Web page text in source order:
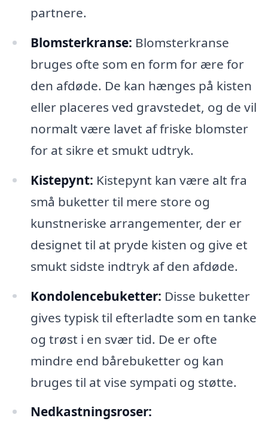
partnere.
Blomsterkranse: Blomsterkranse
bruges ofte som en form for ære for
den afdøde. De kan hænges på kisten
eller placeres ved gravstedet, og de vil
normalt være lavet af friske blomster
for at sikre et smukt udtryk.
Kistepynt: Kistepynt kan være alt fra
små buketter til mere store og
kunstneriske arrangementer, der er
designet til at pryde kisten og give et
smukt sidste indtryk af den afdøde.
Kondolencebuketter: Disse buketter
gives typisk til efterladte som en tanke
og trøst i en svær tid. De er ofte
mindre end bårebuketter og kan
bruges til at vise sympati og støtte.
Nedkastningsroser: